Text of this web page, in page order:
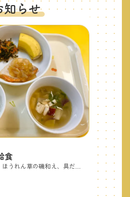
知らせ
食